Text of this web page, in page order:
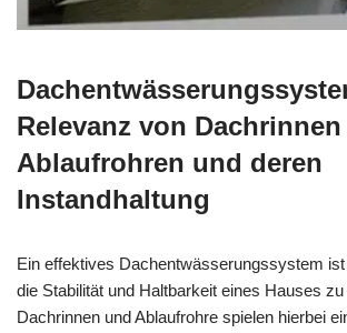
Relevanz von
Ablaufrohren und deren
Instandhaltung
Ein effektives Dachentwässerungssystem
die Stabilität und Haltbarkeit eines Hauses
Dachrinnen und Ablaufrohre spielen hierbei